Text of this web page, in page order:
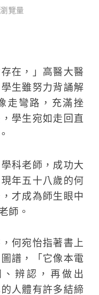
覽量
在，」高醫大醫
生雖努力背誦解
走彎路，充滿挫
學生宛如走回直
科老師，成功大
年五十八歲的何
才成為師生眼中
師。
何宛怡指著書上
譜，「它像本電
辨認，再做出
人體有許多結締